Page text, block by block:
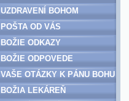
UZDRAVENÍ BOHOM
POŠTA OD VÁS
BOŽIE ODKAZY
BOŽIE ODPOVEDE
VAŠE OTÁZKY K PÁNU BOHU
BOŽIA LEKÁREŇ